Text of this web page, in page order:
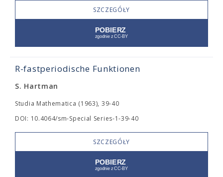
SZCZEGÓŁY
R-fastperiodische Funktionen
S. Hartman
Studia Mathematica (1963), 39-40
DOI: 10.4064/sm-Special Series-1-39-40
SZCZEGÓŁY